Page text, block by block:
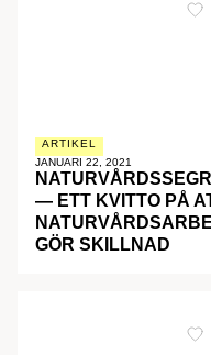
ARTIKEL
JANUARI 22, 2021
— ETT KVITTO PÅ
GÖR SKILLNAD